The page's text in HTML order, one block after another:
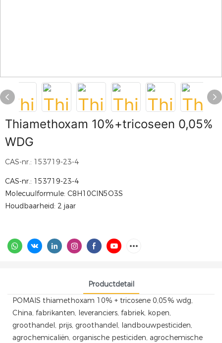
Thiamethoxam 10%+tricoseen 0,05%
WDG
CAS-nr.: 153719-23-4
CAS-nr.: 153719-23-4
Molecuulformule: C8H10ClN5O3S
Houdbaarheid: 2 jaar
Productdetail
POMAIS thiamethoxam 10% + tricosene 0,05% wdg,
China, fabrikanten, leveranciers, fabriek, kopen,
groothandel, prijs, groothandel, landbouwpesticiden,
agrochemicaliën, organische pesticiden, agrochemische